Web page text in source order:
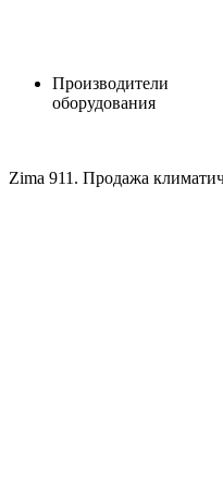
Производители
оборудования
Zima 911. Продажа